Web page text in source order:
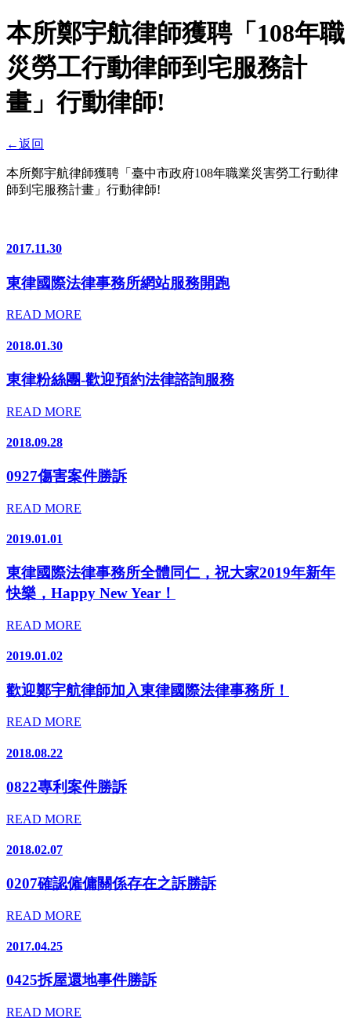
本所鄭宇航律師獲聘「108年職
災勞工行動律師到宅服務計
畫」行動律師!
←返回
本所鄭宇航律師獲聘「臺中市政府108年職業災害勞工行動律
師到宅服務計畫」行動律師!
2017.11.30
東律國際法律事務所網站服務開跑
READ MORE
2018.01.30
東律粉絲團-歡迎預約法律諮詢服務
READ MORE
2018.09.28
0927傷害案件勝訴
READ MORE
2019.01.01
東律國際法律事務所全體同仁，祝大家2019年新年
快樂，Happy New Year！
READ MORE
2019.01.02
歡迎鄭宇航律師加入東律國際法律事務所！
READ MORE
2018.08.22
0822專利案件勝訴
READ MORE
2018.02.07
0207確認僱傭關係存在之訴勝訴
READ MORE
2017.04.25
0425拆屋還地事件勝訴
READ MORE